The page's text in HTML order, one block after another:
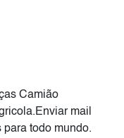
Camião
mail
para todo mundo.